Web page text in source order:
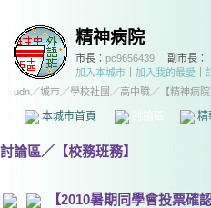
精神病院
市長： pc9656439
副市長：
加入本城市
加入我的最愛
udn／城市／學校社團 ／高中職／ 【精神病
本城市首頁 討論區 精
討論區／ 【校務班務】
【2010暑期同學會投票確認